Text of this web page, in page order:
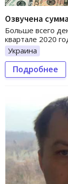
Озвучена
Больше всего
квартале 2020
Украина
Подробнее